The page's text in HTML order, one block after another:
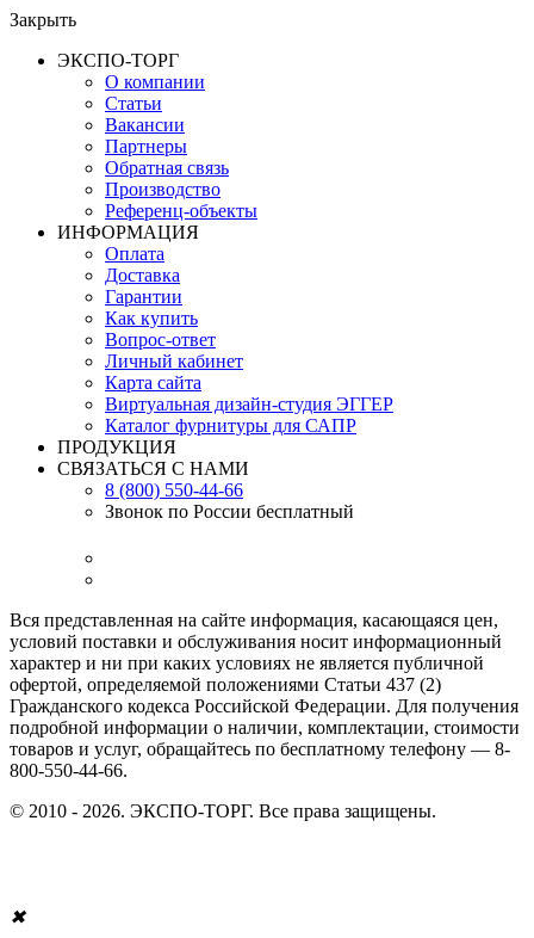
Закрыть
ЭКСПО-ТОРГ
О компании
Статьи
Вакансии
Партнеры
Обратная связь
Производство
Референц-объекты
ИНФОРМАЦИЯ
Оплата
Доставка
Гарантии
Как купить
Вопрос-ответ
Личный кабинет
Карта сайта
Виртуальная дизайн-студия ЭГГЕР
Каталог фурнитуры для САПР
ПРОДУКЦИЯ
СВЯЗАТЬСЯ С НАМИ
8 (800) 550-44-66
Звонок по России бесплатный
Вся представленная на сайте информация, касающаяся цен,
условий поставки и обслуживания носит информационный
характер и ни при каких условиях не является публичной
офертой, определяемой положениями Статьи 437 (2)
Гражданского кодекса Российской Федерации. Для получения
подробной информации о наличии, комплектации, стоимости
товаров и услуг, обращайтесь по бесплатному телефону — 8-
800-550-44-66.
© 2010 - 2026. ЭКСПО-ТОРГ. Все права защищены.
✖